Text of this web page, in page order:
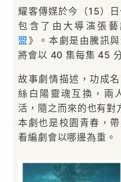
耀客傳媒於今（15）
包含了由大導演張
盟》。本劇是由騰訊
將會以 40 集每集 45
故事劇情描述，功成
絲白陽靈魂互換，兩
活，隨之而來的也有
本劇也是校園青春，
看編劇會以哪邊為重。